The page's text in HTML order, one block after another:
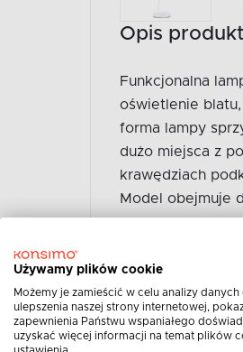
Opis
Funkcjonalna
oświetlenie
forma lampy
dużo miejsca z
krawędziach
Model obejmuje
Używamy plików cookie
Możemy je zamieścić w celu analizy
ulepszenia naszej strony internetowej,
zapewnienia Państwu wspaniałego
uzyskać więcej informacji na temat plików